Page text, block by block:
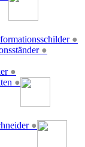
●
●
●
●
●